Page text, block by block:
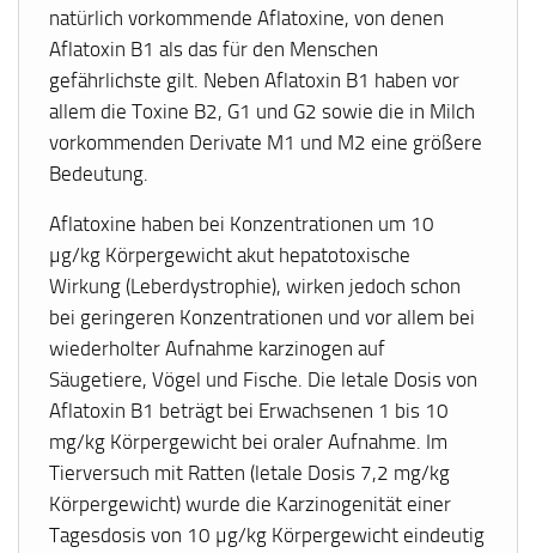
natürlich vorkommende Aflatoxine, von denen
Aflatoxin B1 als das für den Menschen
gefährlichste gilt. Neben Aflatoxin B1 haben vor
allem die Toxine B2, G1 und G2 sowie die in Milch
vorkommenden Derivate M1 und M2 eine größere
Bedeutung.
Aflatoxine haben bei Konzentrationen um 10
µg/kg Körpergewicht akut hepatotoxische
Wirkung (Leberdystrophie), wirken jedoch schon
bei geringeren Konzentrationen und vor allem bei
wiederholter Aufnahme karzinogen auf
Säugetiere, Vögel und Fische. Die letale Dosis von
Aflatoxin B1 beträgt bei Erwachsenen 1 bis 10
mg/kg Körpergewicht bei oraler Aufnahme. Im
Tierversuch mit Ratten (letale Dosis 7,2 mg/kg
Körpergewicht) wurde die Karzinogenität einer
Tagesdosis von 10 µg/kg Körpergewicht eindeutig